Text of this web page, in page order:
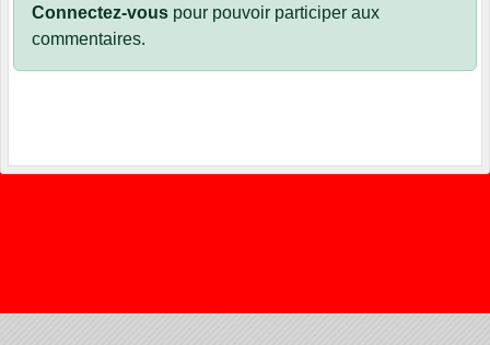
Connectez-vous pour pouvoir participer aux
commentaires.